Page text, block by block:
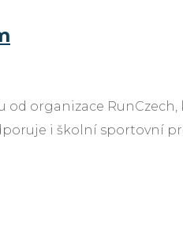
organizace RunCzech,
i školní sportovní